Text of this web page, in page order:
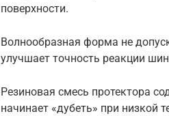
поверхности.
Волнообразная форма не
улучшает точность реакции
Резиновая смесь протектора
начинает «дубеть» при низкой